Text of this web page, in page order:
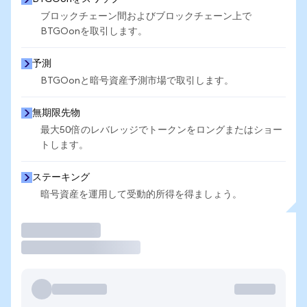
ブロックチェーン間およびブロックチェーン上で
BTGOonを取引します。
予測
BTGOonと暗号資産予測市場で取引します。
無期限先物
最大50倍のレバレッジでトークンをロングまたはショー
トします。
ステーキング
暗号資産を運用して受動的所得を得ましょう。